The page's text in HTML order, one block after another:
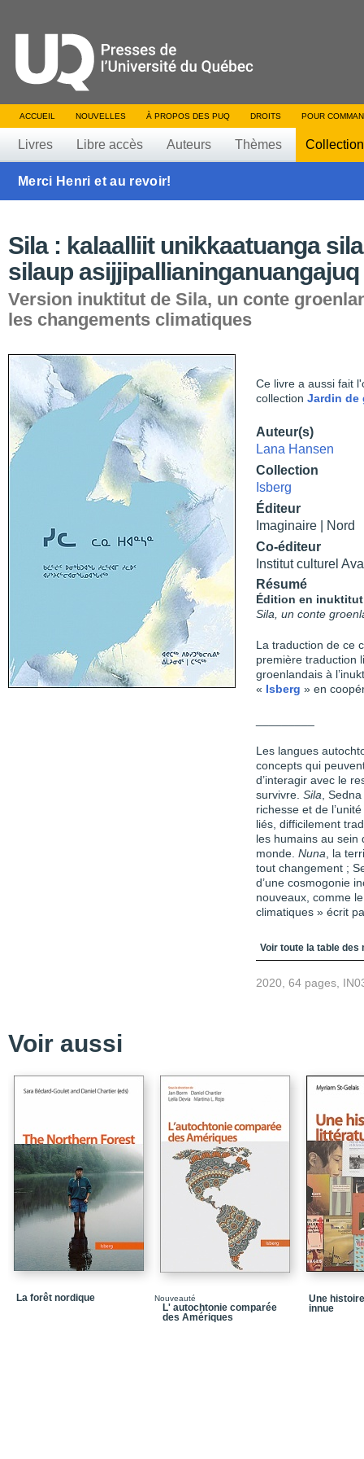
ACCUEIL NOUVELLES À PROPOS DES PUQ DROITS POUR
Livres Libre accès Auteurs Thèmes
Merci Henri et au revoir!
Sila : kalaalliit unikkaatuanga
silaup asijjipallianinganuangajuq
Version inuktitut de Sila, un conte
les changements climatiques
Ce livre a aussi fait
collection Jardin de
Auteur(s)
Lana Hansen
Collection
Isberg
Éditeur
Imaginaire | Nord
Co-éditeur
Institut culturel
Résumé
Édition en
Sila, un conte
La traduction de ce
première traduction
groenlandais à
« Isberg » en
Les langues
concepts qui
d’interagir avec le
survivre. Sila,
richesse et de
liés, difficilement
les humains au sein
monde. Nuna, la
tout changement ;
d’une cosmogonie
nouveaux, comme
climatiques » écrit
Table des
Voir toute la table des
2020, 64 pages,
Voir aussi
La forêt nordique Nouveauté
L' autochtonie comparée
des Amériques
Une
innue